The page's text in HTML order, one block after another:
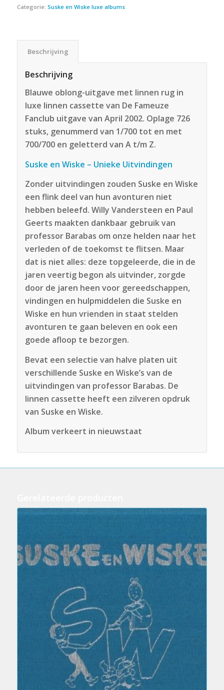
Categorie: Suske en Wiske luxe albums
Beschrijving
Beschrijving
Blauwe oblong-uitgave met linnen rug in
luxe linnen cassette van De Fameuze
Fanclub uitgave van April 2002. Oplage 726
stuks, genummerd van 1/700 tot en met
700/700 en geletterd van A t/m Z.
Suske en Wiske – Unieke Uitvindingen
Zonder uitvindingen zouden Suske en Wiske
een flink deel van hun avonturen niet
hebben beleefd. Willy Vandersteen en Paul
Geerts maakten dankbaar gebruik van
professor Barabas om onze helden naar het
verleden of de toekomst te flitsen. Maar
dat is niet alles: deze topgeleerde, die in de
jaren veertig begon als uitvinder, zorgde
door de jaren heen voor gereedschappen,
vindingen en hulpmiddelen die Suske en
Wiske en hun vrienden in staat stelden
avonturen te gaan beleven en ook een
goede afloop te bezorgen.
Bevat een selectie van halve platen uit
verschillende Suske en Wiske’s van de
uitvindingen van professor Barabas. De
linnen cassette heeft een zilveren opdruk
van Suske en Wiske.
Album verkeert in nieuwstaat